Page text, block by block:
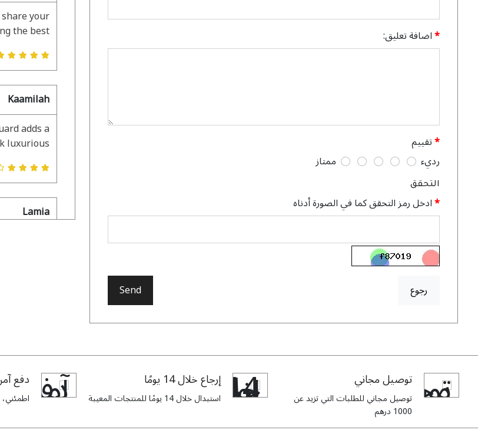
اضافة تعليق:
تقييم
رديء
ممتاز
التحقق
ادخل رمز التحقق كما في الصورة أدناه
رجوع Send
your
the best.
Kaamilah
adds a
luxurious.
Lamia
and I feel
and gives
daily use! توصيل مجاني
توصيل مجاني للطلبات التي تزيد عن
1000 درهم
إرجاع خلال 14 يومًا
استبدال خلال 14 يومًا للمنتجات المعيبة
دفع